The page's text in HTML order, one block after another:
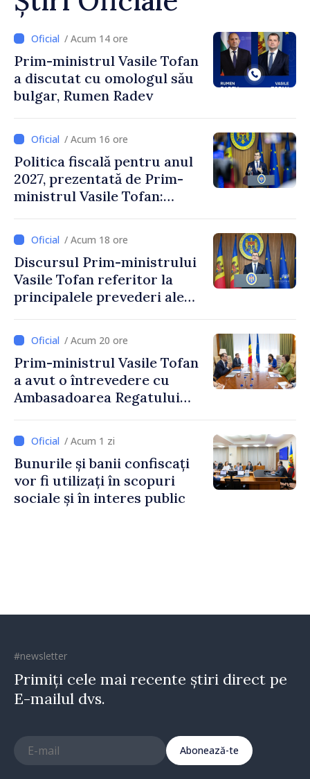
/ Acum 14 ore
Prim-ministrul Vasile Tofan
a discutat cu omologul său
bulgar, Rumen Radev
/ Acum 16 ore
Politica fiscală pentru anul
2027, prezentată de Prim-
ministrul Vasile Tofan:
stimularea investițiilor și o
taxare mai echitabilă
/ Acum 18 ore
Discursul Prim-ministrului
Vasile Tofan referitor la
principalele prevederi ale
2027
/ Acum 20 ore
Prim-ministrul Vasile Tofan
a avut o întrevedere cu
Ambasadoarea Regatului
Irlandei de Nord, Fern
Horine / Acum 1 zi
Bunurile și banii confiscați
vor fi utilizați în scopuri
sociale și în interes public
#newsletter
Primiți cele mai recente știri direct pe
E-mailul dvs.
Abonează-te